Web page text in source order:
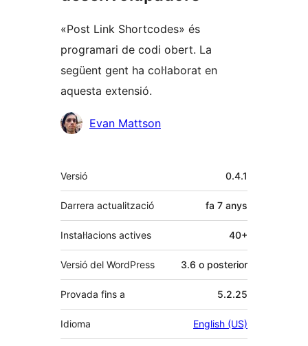
«Post Link Shortcodes» és
programari de codi obert. La
següent gent ha col·laborat en
aquesta extensió.
Col·laboradors
Evan Mattson
Meta
Versió 0.4.1
Darrera actualització fa 7 anys
Instal·lacions actives 40+
Versió del WordPress 3.6 o posterior
Provada fins a 5.2.25
Idioma English (US)